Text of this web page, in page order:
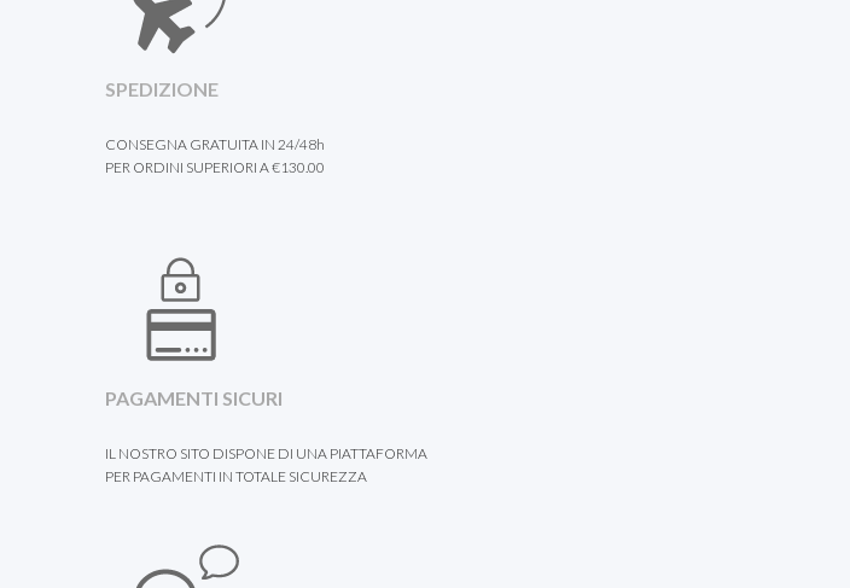
SPEDIZIONE
CONSEGNA GRATUITA IN 24/48h
PER ORDINI SUPERIORI A €130.00
PAGAMENTI SICURI
IL NOSTRO SITO DISPONE DI UNA PIATTAFORMA
PER PAGAMENTI IN TOTALE SICUREZZA